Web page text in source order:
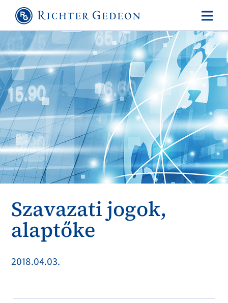
Szavazati jogok,
alaptőke
2018.04.03.